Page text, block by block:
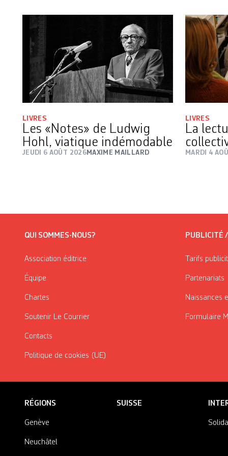
LIVRES
Les «Notes» de Ludwig
Hohl, viatique indémodable
JEUDI 6 AOÛT 2026MAXIME MAILLARD
LIVRES
La
MARDI 4
QUI SOMMES-NOUS?
Association éditrice
Équipe
Chartes
Soutenir Le Courrier
Contacts
Politique de cookies (UE)
PUBLICITÉ
Tarifs
Partenariats
Naissances
Formulaire
RÉGIONS
Genève
Neuchâtel
SUISSE